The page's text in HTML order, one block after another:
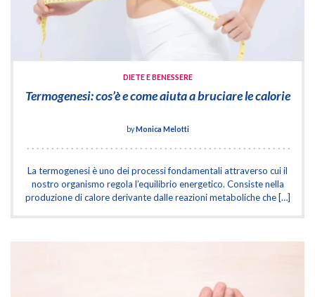
DIETE E BENESSERE
Termogenesi: cos’è e come aiuta a bruciare le calorie
byMonica Melotti
La termogenesi è uno dei processi fondamentali attraverso cui il
nostro organismo regola l’equilibrio energetico. Consiste nella
produzione di calore derivante dalle reazioni metaboliche che […]